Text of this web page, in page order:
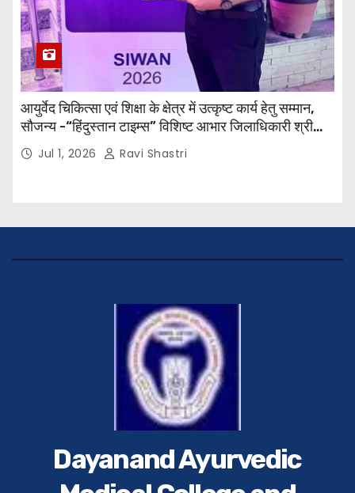
आयुर्वेद चिकित्सा एवं शिक्षा के क्षेत्र में उत्कृष्ट कार्य हेतु सम्मान,
सौजन्य -“हिंदुस्तान टाइम्स” विशिष्ट आभार जिलाधिकारी श्री
विवेक रंजन मैत्रेय (भा०प्र० से०), आरक्षी अधीक्षक श्री पूरन झा
(भा०पु०से०) सिविल सर्जन, सिवान एवं ब्यूरो चीफ श्री नीरज
Jul 1, 2026 Ravi Shastri
Dayanand Ayurvedic